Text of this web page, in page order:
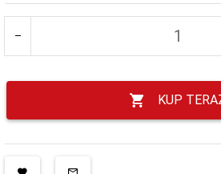
KUP